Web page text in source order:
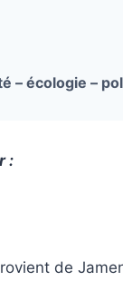
– écologie –
:
de